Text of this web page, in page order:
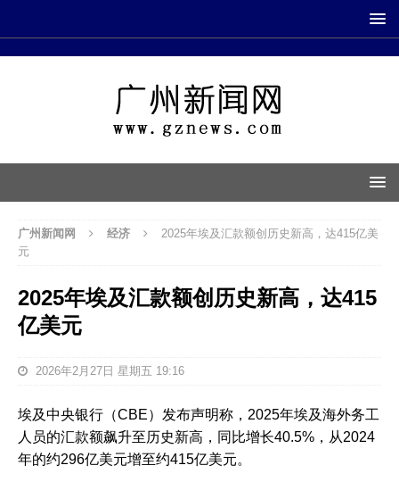
广州新闻网 经济
2025年埃及汇款额创历史新高，达415亿美
元
2025年埃及汇款额创历史新高，达415
亿美元
2026年2月27日 星期五 19:16
埃及中央银行（CBE）发布声明称，2025年埃及海外务工
人员的汇款额飙升至历史新高，同比增长40.5%，从2024
年的约296亿美元增至约415亿美元。